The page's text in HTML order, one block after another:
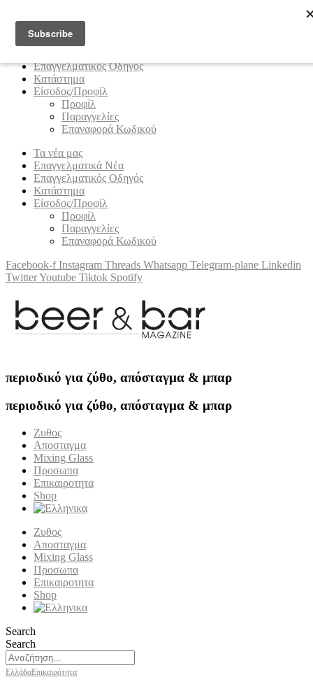
Τα νέα μας
Επαγγελματικός Οδηγός
Κατάστημα
Είσοδος/Προφίλ
Προφίλ
Παραγγελίες
Επαναφορά Κωδικού
Τα νέα μας
Επαγγελματικά Νέα
Επαγγελματικός Οδηγός
Κατάστημα
Είσοδος/Προφίλ
Προφίλ
Παραγγελίες
Επαναφορά Κωδικού
Facebook-f Instagram Threads Whatsapp Telegram-plane Linkedin
TwitterYoutube Tiktok Spotify
περιοδικό για ζύθο, απόσταγμα & μπαρ
περιοδικό για ζύθο, απόσταγμα & μπαρ
Ζυθος
Αποσταγμα
Mixing Glass
Προσωπα
Επικαιροτητα
Shop
Ζυθος
Αποσταγμα
Mixing Glass
Προσωπα
Επικαιροτητα
Shop
Search
Search
ΕλλάδαΕπικαιρότητα